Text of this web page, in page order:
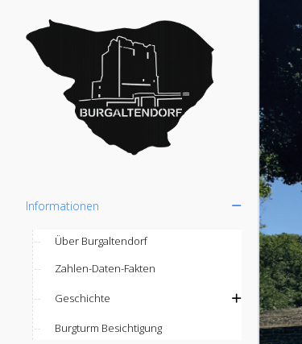
Informationen
Über Burgaltendorf
Zahlen-Daten-Fakten
Geschichte
Burgturm Besichtigung